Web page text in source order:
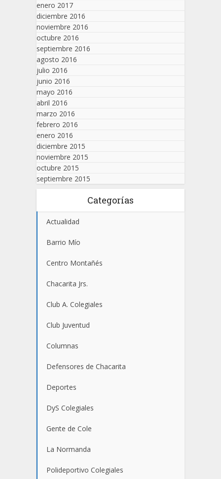
enero 2017
diciembre 2016
noviembre 2016
octubre 2016
septiembre 2016
agosto 2016
julio 2016
junio 2016
mayo 2016
abril 2016
marzo 2016
febrero 2016
enero 2016
diciembre 2015
noviembre 2015
octubre 2015
septiembre 2015
Categorías
Actualidad
Barrio Mío
Centro Montañés
Chacarita Jrs.
Club A. Colegiales
Club Juventud
Columnas
Defensores de Chacarita
Deportes
DyS Colegiales
Gente de Cole
La Normanda
Polideportivo Colegiales